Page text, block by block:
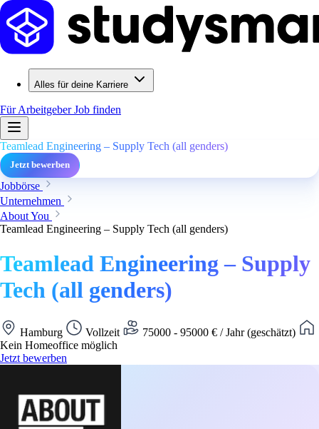
Alles für deine Karriere
Für ArbeitgeberJob finden
Teamlead Engineering – Supply Tech (all genders)
Jetzt bewerben
Jobbörse
Unternehmen
About You
Teamlead Engineering – Supply Tech (all genders)
Teamlead Engineering – Supply
Tech (all genders)
Hamburg Vollzeit
75000 - 95000 € / Jahr (geschätzt)
Kein Homeoffice möglich
Jetzt bewerben